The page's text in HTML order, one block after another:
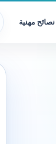
نصائح مهنية